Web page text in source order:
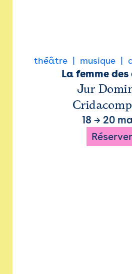
théâtre musique
La femme
Jur
18 → 20
Réserver